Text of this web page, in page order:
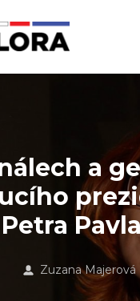
a
Petra Pavla
Zuzana Majerová